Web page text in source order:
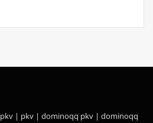
pkv | pkv | dominoqq pkv | dominoqq